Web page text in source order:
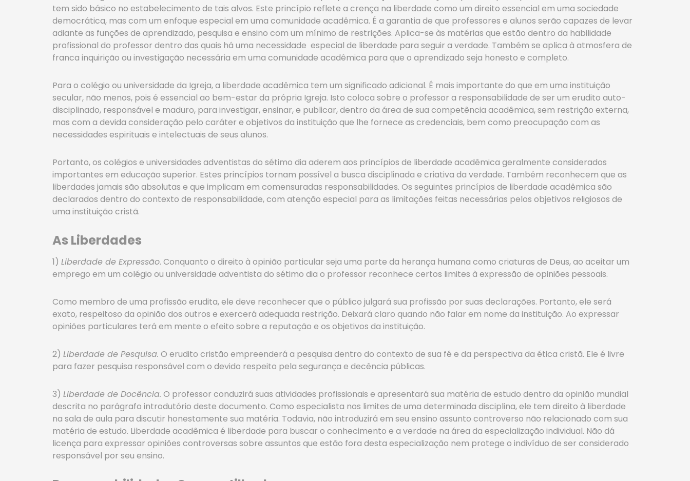
tem sido básico no estabelecimento de tais alvos. Este princípio reflete a crença na liberdade como um direito essencial em uma sociedade
democrática, mas com um enfoque especial em uma comunidade acadêmica. É a garantia de que professores e alunos serão capazes de levar
adiante as funções de aprendizado, pesquisa e ensino com um mínimo de restrições. Aplica-se às matérias que estão dentro da habilidade
profissional do professor dentro das quais há uma necessidade especial de liberdade para seguir a verdade. Também se aplica à atmosfera de
franca inquirição ou investigação necessária em uma comunidade acadêmica para que o aprendizado seja honesto e completo.
Para o colégio ou universidade da Igreja, a liberdade acadêmica tem um significado adicional. É mais importante do que em uma instituição
secular, não menos, pois é essencial ao bem-estar da própria Igreja. Isto coloca sobre o professor a responsabilidade de ser um erudito auto-
disciplinado, responsável e maduro, para investigar, ensinar, e publicar, dentro da área de sua competência acadêmica, sem restrição externa,
mas com a devida consideração pelo caráter e objetivos da instituição que lhe fornece as credenciais, bem como preocupação com as
necessidades espirituais e intelectuais de seus alunos.
Portanto, os colégios e universidades adventistas do sétimo dia aderem aos princípios de liberdade acadêmica geralmente considerados
importantes em educação superior. Estes princípios tornam possível a busca disciplinada e criativa da verdade. Também reconhecem que as
liberdades jamais são absolutas e que implicam em comensuradas responsabilidades. Os seguintes princípios de liberdade acadêmica são
declarados dentro do contexto de responsabilidade, com atenção especial para as limitações feitas necessárias pelos objetivos religiosos de
uma instituição cristã.
As Liberdades
1) Liberdade de Expressão. Conquanto o direito à opinião particular seja uma parte da herança humana como criaturas de Deus, ao aceitar um
emprego em um colégio ou universidade adventista do sétimo dia o professor reconhece certos limites à expressão de opiniões pessoais.
Como membro de uma profissão erudita, ele deve reconhecer que o público julgará sua profissão por suas declarações. Portanto, ele será
exato, respeitoso da opinião dos outros e exercerá adequada restrição. Deixará claro quando não falar em nome da instituição. Ao expressar
opiniões particulares terá em mente o efeito sobre a reputação e os objetivos da instituição.
2) Liberdade de Pesquisa. O erudito cristão empreenderá a pesquisa dentro do contexto de sua fé e da perspectiva da ética cristã. Ele é livre
para fazer pesquisa responsável com o devido respeito pela segurança e decência públicas.
3) Liberdade de Docência. O professor conduzirá suas atividades profissionais e apresentará sua matéria de estudo dentro da opinião mundial
descrita no parágrafo introdutório deste documento. Como especialista nos limites de uma determinada disciplina, ele tem direito à liberdade
na sala de aula para discutir honestamente sua matéria. Todavia, não introduzirá em seu ensino assunto controverso não relacionado com sua
matéria de estudo. Liberdade acadêmica é liberdade para buscar o conhecimento e a verdade na área da especialização individual. Não dá
licença para expressar opiniões controversas sobre assuntos que estão fora desta especialização nem protege o indivíduo de ser considerado
responsável por seu ensino.